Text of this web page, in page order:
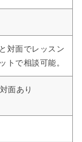
対面でレッスン
トで相談可能。
面あり